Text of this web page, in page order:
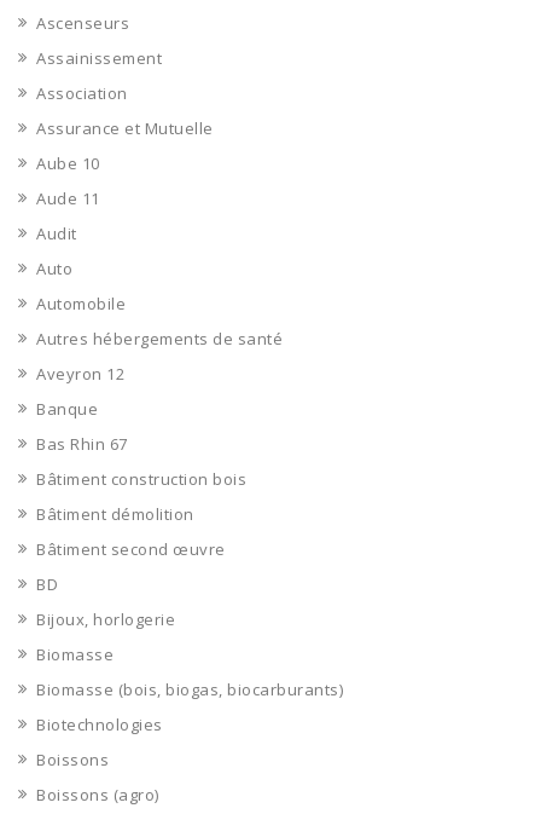
Ascenseurs
Assainissement
Association
Assurance et Mutuelle
Aube 10
Aude 11
Audit
Auto
Automobile
Autres hébergements de santé
Aveyron 12
Banque
Bas Rhin 67
Bâtiment construction bois
Bâtiment démolition
Bâtiment second œuvre
BD
Bijoux, horlogerie
Biomasse
Biomasse (bois, biogas, biocarburants)
Biotechnologies
Boissons
Boissons (agro)